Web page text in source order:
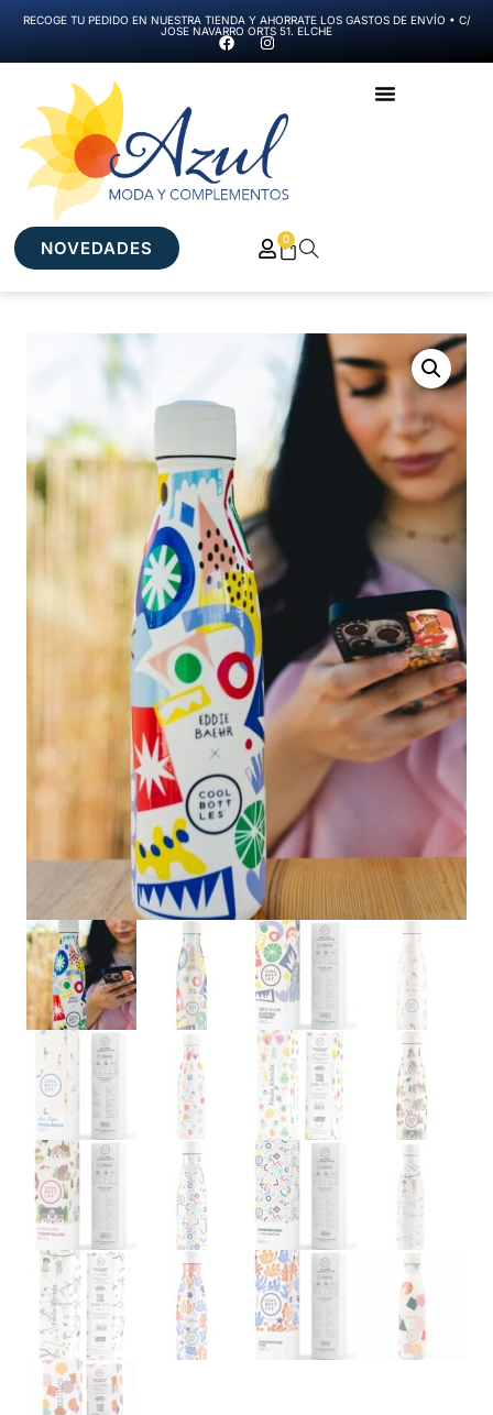
RECOGE TU PEDIDO EN NUESTRA TIENDA Y AHORRATE LOS GASTOS DE ENVÍO • C/
JOSE NAVARRO ORTS 51. ELCHE
NOVEDADES 0